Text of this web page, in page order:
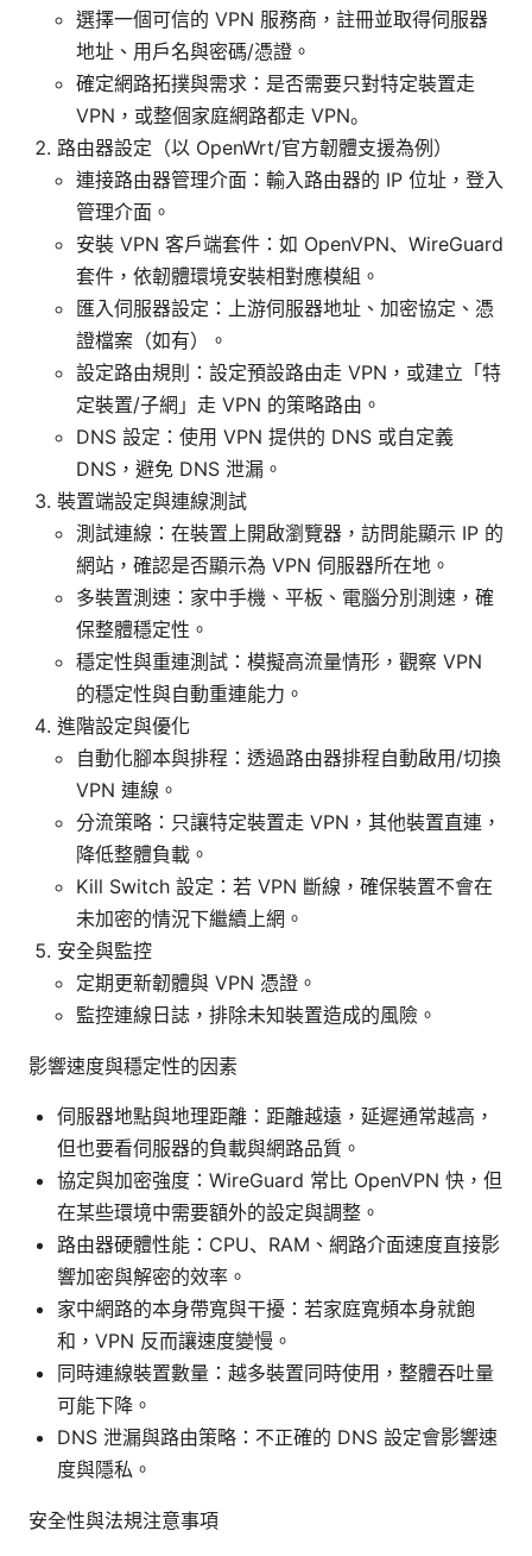
選擇一個可信的 VPN 服務商，註冊並取得伺服器
地址、用戶名與密碼/憑證。
確定網路拓撲與需求：是否需要只對特定裝置走
VPN，或整個家庭網路都走 VPN。
路由器設定（以 OpenWrt/官方韌體支援為例）
連接路由器管理介面：輸入路由器的 IP 位址，登入
管理介面。
安裝 VPN 客戶端套件：如 OpenVPN、WireGuard
套件，依韌體環境安裝相對應模組。
匯入伺服器設定：上游伺服器地址、加密協定、憑
證檔案（如有）。
設定路由規則：設定預設路由走 VPN，或建立「特
定裝置/子網」走 VPN 的策略路由。
DNS 設定：使用 VPN 提供的 DNS 或自定義
DNS，避免 DNS 泄漏。
裝置端設定與連線測試
測試連線：在裝置上開啟瀏覽器，訪問能顯示 IP 的
網站，確認是否顯示為 VPN 伺服器所在地。
多裝置測速：家中手機、平板、電腦分別測速，確
保整體穩定性。
穩定性與重連測試：模擬高流量情形，觀察 VPN
的穩定性與自動重連能力。
進階設定與優化
自動化腳本與排程：透過路由器排程自動啟用/切換
VPN 連線。
分流策略：只讓特定裝置走 VPN，其他裝置直連，
降低整體負載。
Kill Switch 設定：若 VPN 斷線，確保裝置不會在
未加密的情況下繼續上網。
安全與監控
定期更新韌體與 VPN 憑證。
監控連線日誌，排除未知裝置造成的風險。
影響速度與穩定性的因素
伺服器地點與地理距離：距離越遠，延遲通常越高，
但也要看伺服器的負載與網路品質。
協定與加密強度：WireGuard 常比 OpenVPN 快，但
在某些環境中需要額外的設定與調整。
路由器硬體性能：CPU、RAM、網路介面速度直接影
響加密與解密的效率。
家中網路的本身帶寬與干擾：若家庭寬頻本身就飽
和，VPN 反而讓速度變慢。
同時連線裝置數量：越多裝置同時使用，整體吞吐量
可能下降。
DNS 泄漏與路由策略：不正確的 DNS 設定會影響速
度與隱私。
安全性與法規注意事項